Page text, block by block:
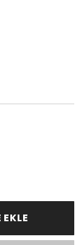
EKLE